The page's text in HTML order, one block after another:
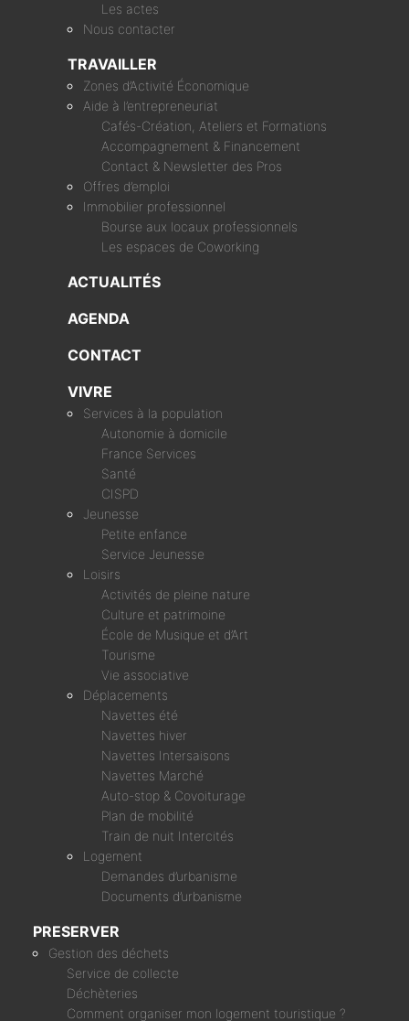
Les actes
Nous contacter
TRAVAILLER
Zones d’Activité Économique
Aide à l’entrepreneuriat
Cafés-Création, Ateliers et Formations
Accompagnement & Financement
Contact & Newsletter des Pros
Offres d’emploi
Immobilier professionnel
Bourse aux locaux professionnels
Les espaces de Coworking
ACTUALITÉS
AGENDA
CONTACT
VIVRE
Services à la population
Autonomie à domicile
France Services
Santé
CISPD
Jeunesse
Petite enfance
Service Jeunesse
Loisirs
Activités de pleine nature
Culture et patrimoine
École de Musique et d’Art
Tourisme
Vie associative
Déplacements
Navettes été
Navettes hiver
Navettes Intersaisons
Navettes Marché
Auto-stop & Covoiturage
Plan de mobilité
Train de nuit Intercités
Logement
Demandes d’urbanisme
Documents d’urbanisme
PRESERVER
Gestion des déchets
Service de collecte
Déchèteries
Comment organiser mon logement touristique ?